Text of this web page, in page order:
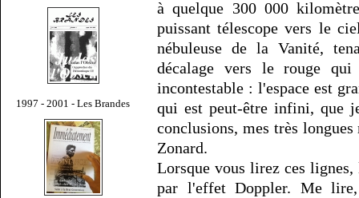
1997 - 2001 - Les Brandes
à quelque 300 000
puissant télescope vers le
nébuleuse de la Vanité,
décalage vers le rouge
incontestable : l'espace est
qui est peut-être infini, que
conclusions, mes très
Zonard.
Lorsque vous lirez ces
par l'effet Doppler. Me